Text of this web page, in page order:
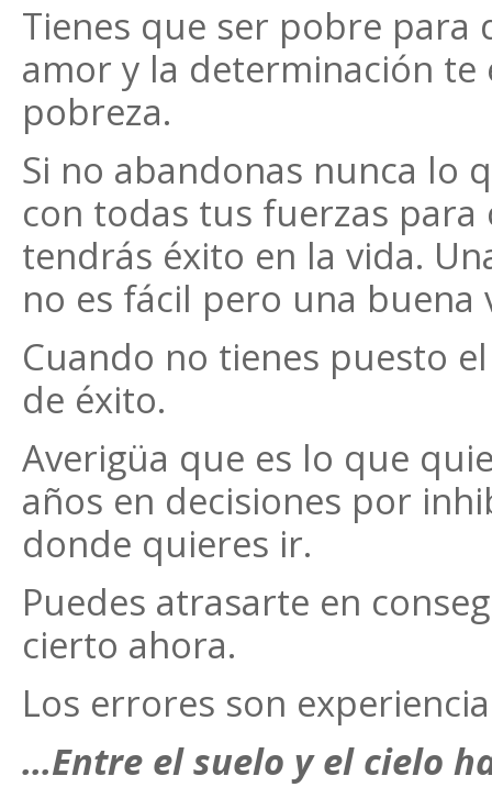
Tienes que ser pobre
amor y la determinación te
pobreza.
Si no abandonas nunca lo
con todas tus fuerzas
tendrás éxito en la vida.
no es fácil pero una buena
Cuando no tienes puesto
de éxito.
Averigüa que es lo que
años en decisiones por
donde quieres ir.
Puedes atrasarte en
cierto ahora.
Los errores son
…Entre el suelo y el cielo